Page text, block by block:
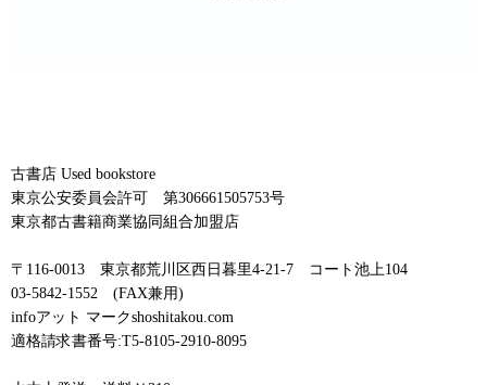
古書店 Used bookstore
東京公安委員会許可 第306661505753号
東京都古書籍商業協同組合加盟店
〒116-0013 東京都荒川区西日暮里4-21-7 コート池上104
03-5842-1552 (FAX兼用)
infoアット マークshoshitakou.com
適格請求書番号:T5-8105-2910-8095